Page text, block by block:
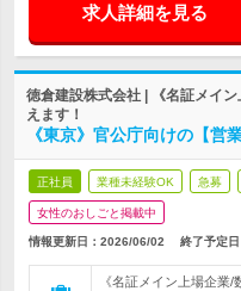
求人詳細を見る
徳倉建設株式会社 | 《名証メイ
えます！
《東京》官公庁向けの【
正社員 業種未経験OK 急募
女性のおしごと掲載中
情報更新日：2026/06/02 終了予定日
《名証メイン上場企業